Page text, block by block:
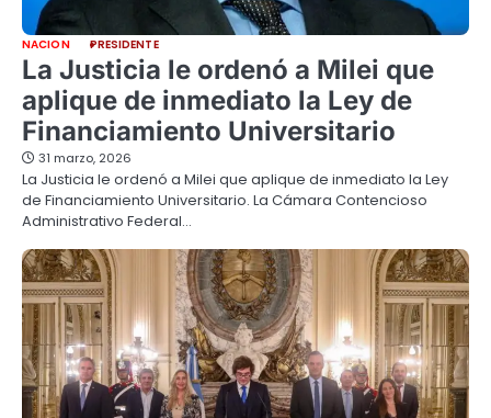
NACION PRESIDENTE
La Justicia le ordenó a Milei que
aplique de inmediato la Ley de
Financiamiento Universitario
31 marzo, 2026
La Justicia le ordenó a Milei que aplique de inmediato la Ley
de Financiamiento Universitario. La Cámara Contencioso
Administrativo Federal…